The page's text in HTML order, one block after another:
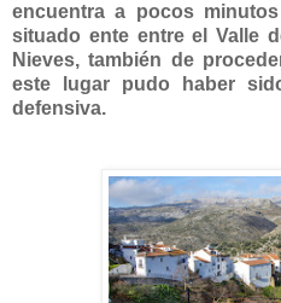
encuentra a pocos
situado ente entre el Valle
Nieves, también de
este lugar pudo haber
defensiva.